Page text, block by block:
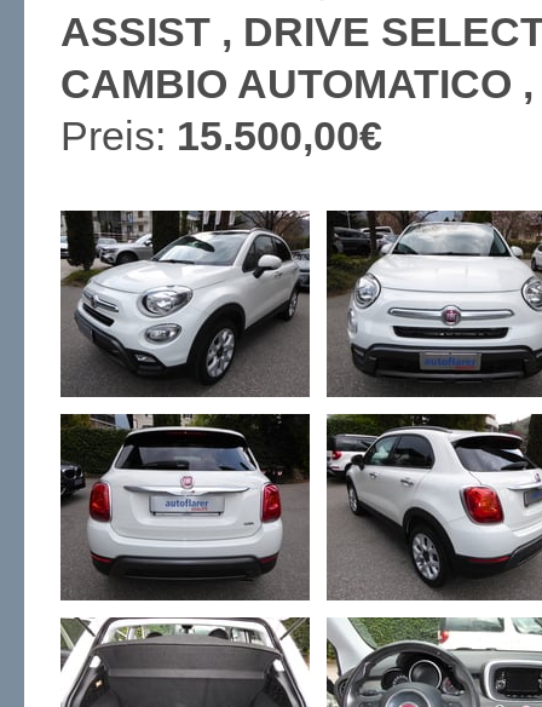
ASSIST , DRIVE
CAMBIO AUTOMATICO
Preis: 15.500,00€